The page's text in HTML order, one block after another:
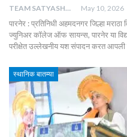
TEAM SATYASHODH May 10, 2026
पारनेर : प्रतिनिधी अहमदनगर जिल्हा
ज्युनिअर कॉलेज ऑफ सायन्स, पारनेर या
परीक्षेत उल्लेखनीय यश संपादन करत
स्थानिक बातम्या